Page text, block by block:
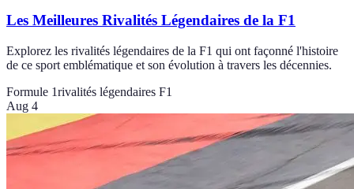
Les Meilleures Rivalités Légendaires de la F1
Explorez les rivalités légendaires de la F1 qui ont façonné l'histoire
de ce sport emblématique et son évolution à travers les décennies.
Formule 1rivalités légendaires F1
Aug 4